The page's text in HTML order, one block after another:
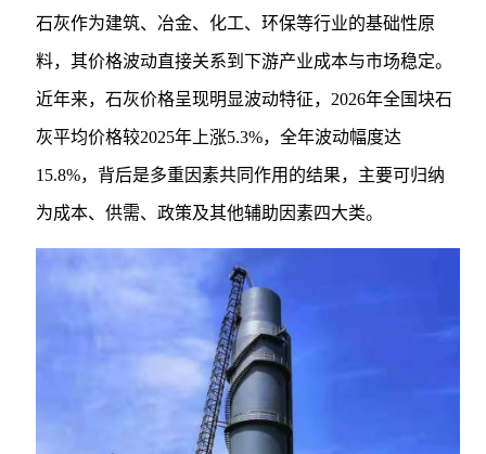
石灰作为建筑、冶金、化工、环保等行业的基础性原
料，其价格波动直接关系到下游产业成本与市场稳定。
近年来，石灰价格呈现明显波动特征，2026年全国块石
灰平均价格较2025年上涨5.3%，全年波动幅度达
15.8%，背后是多重因素共同作用的结果，主要可归纳
为成本、供需、政策及其他辅助因素四大类。